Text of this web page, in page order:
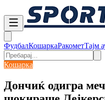
ФудбалКошаркаРакометТајм
Кошарка
Дончиќ одигра